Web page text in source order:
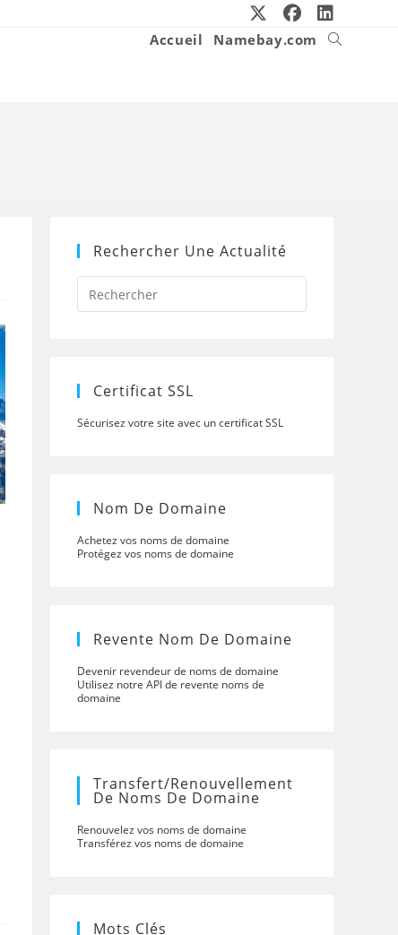
Accueil Namebay.com
Toggle
Rechercher Une Actualité
Press
to
Certificat SSL
Sécurisez votre site avec un certificat SSL
Nom De Domaine
Achetez vos noms de domaine
Protégez vos noms de domaine
Revente Nom De Domaine
Devenir revendeur de noms de domaine
Utilisez notre API de revente noms de
domaine
Transfert/renouvellement
De Noms De Domaine
Renouvelez vos noms de domaine
Transférez vos noms de domaine
Mots Clés